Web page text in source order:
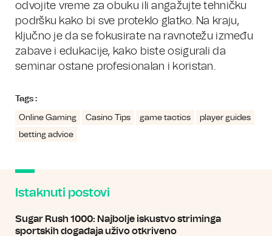
odvojite vreme za obuku ili angažujte tehničku
podršku kako bi sve proteklo glatko. Na kraju,
ključno je da se fokusirate na ravnotežu između
zabave i edukacije, kako biste osigurali da
seminar ostane profesionalan i koristan.
Tags :
Online Gaming Casino Tips game tactics
player guides
betting advice
Istaknuti postovi
Sugar Rush 1000: Najbolje iskustvo striminga
sportskih događaja uživo otkriveno